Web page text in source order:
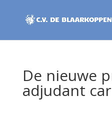
De nieuwe
adjudant